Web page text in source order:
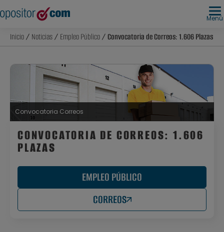
Menú
Inicio/ Noticias/ Empleo Público/ Convocatoria de Correos: 1.606 Plazas
Convocatoria Correos
CONVOCATORIA DE CORREOS: 1.606
PLAZAS
EMPLEO PÚBLICO
CORREOS